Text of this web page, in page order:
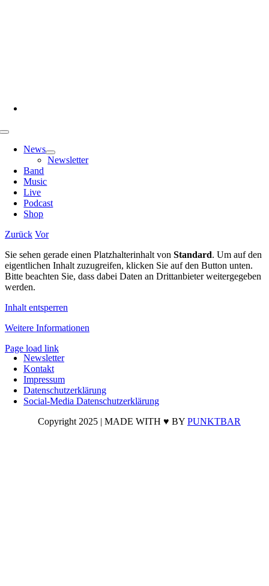
Toggle
NavigationNews
Newsletter
Band
Music
Live
Podcast
Shop
Zurück Vor
Sie sehen gerade einen Platzhalterinhalt von Standard. Um auf den
eigentlichen Inhalt zuzugreifen, klicken Sie auf den Button unten.
Bitte beachten Sie, dass dabei Daten an Drittanbieter weitergegeben
werden.
Inhalt entsperren
Weitere Informationen
Newsletter
Kontakt
Impressum
Datenschutzerklärung
Social-Media Datenschutzerklärung
Copyright 2025 | MADE WITH ♥ BY PUNKTBAR
Page load link
Nach
oben